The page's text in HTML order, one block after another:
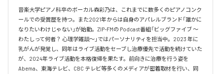
音楽大学ピアノ科卒のボーカル森彩乃は、これまでに数多くのピアノコンク
ールでの受賞歴を持つ。また2021年からは自身のアパレルブランド「誰かに
なりたいわけじゃない」が始動。ZIP-FMの Podcast番組「ビッグファイブ 〜
わたしって何者？ 心理学雑談〜」ではパーソナリティを担当中。2023 年に
乳がんが発覚し、同年はライブ活動をセーブし治療優先で活動を続けていた
が、2024年ライブ活動を本格復帰を果たす。前向きに治療を行う姿を
Abema、東海テレビ、CBC テレビ等多くのメディアが密着取材を行い、同